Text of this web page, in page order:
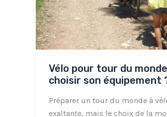
Vélo pour tour du
choisir son équipement
Préparer un tour du monde à
exaltante, mais le choix de la